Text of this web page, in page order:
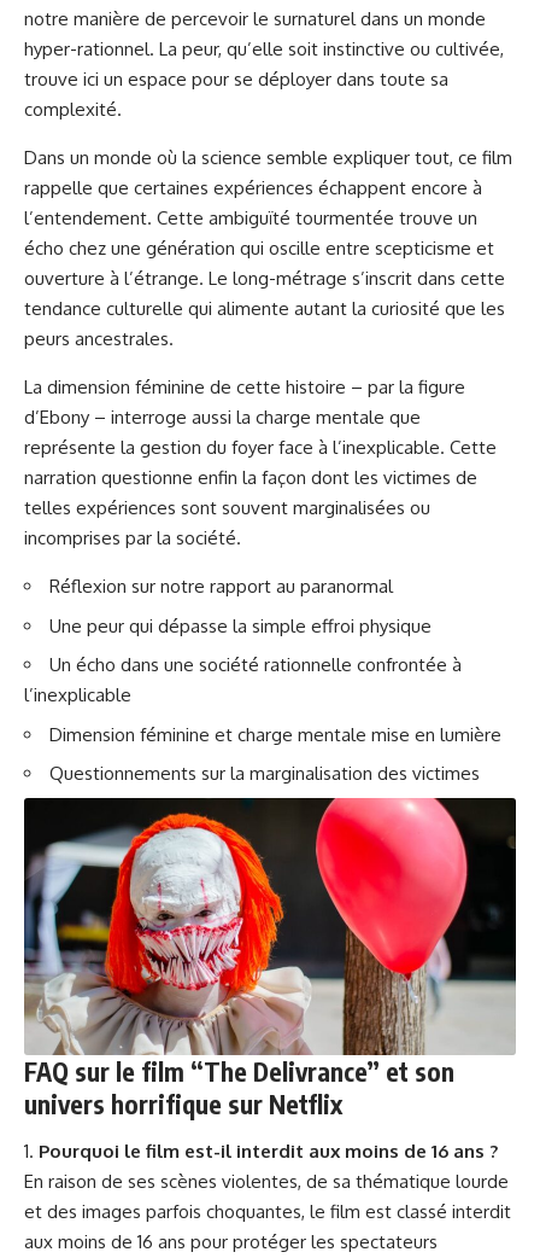
notre manière de percevoir le surnaturel dans un monde
hyper-rationnel. La peur, qu’elle soit instinctive ou cultivée,
trouve ici un espace pour se déployer dans toute sa
complexité.
Dans un monde où la science semble expliquer tout, ce film
rappelle que certaines expériences échappent encore à
l’entendement. Cette ambiguïté tourmentée trouve un
écho chez une génération qui oscille entre scepticisme et
ouverture à l’étrange. Le long-métrage s’inscrit dans cette
tendance culturelle qui alimente autant la curiosité que les
peurs ancestrales.
La dimension féminine de cette histoire – par la figure
d’Ebony – interroge aussi la charge mentale que
représente la gestion du foyer face à l’inexplicable. Cette
narration questionne enfin la façon dont les victimes de
telles expériences sont souvent marginalisées ou
incomprises par la société.
Réflexion sur notre rapport au paranormal
Une peur qui dépasse la simple effroi physique
Un écho dans une société rationnelle confrontée à
l’inexplicable
Dimension féminine et charge mentale mise en lumière
Questionnements sur la marginalisation des victimes
FAQ sur le film “The Delivrance” et son
univers horrifique sur Netflix
Pourquoi le film est-il interdit aux moins de 16 ans ?
En raison de ses scènes violentes, de sa thématique lourde
et des images parfois choquantes, le film est classé interdit
aux moins de 16 ans pour protéger les spectateurs